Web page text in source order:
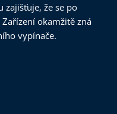
že se po
okamžitě zná
vypínače.